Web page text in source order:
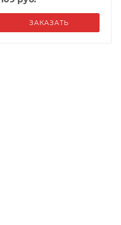
ЗАКАЗАТЬ